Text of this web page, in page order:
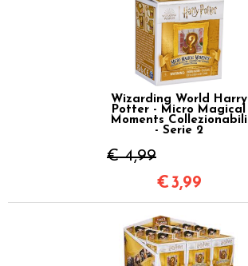
Wizarding World Harry
Potter - Micro Magical
Moments Collezionabili
- Serie 2
€ 4,99
€3,99